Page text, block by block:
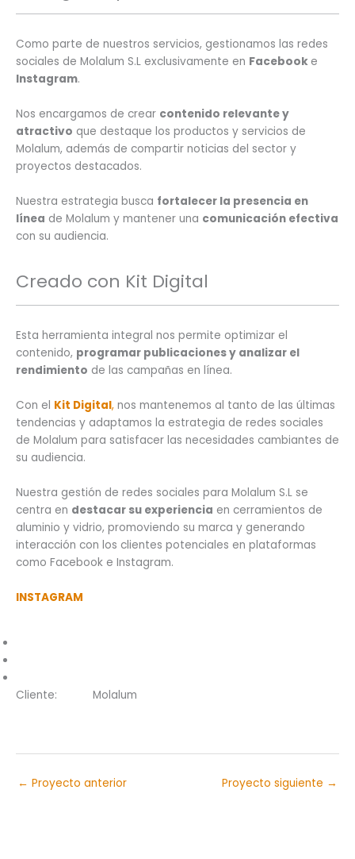
Como parte de nuestros servicios, gestionamos las redes
sociales de Molalum S.L exclusivamente en Facebook e
Instagram.
Nos encargamos de crear contenido relevante y
atractivo que destaque los productos y servicios de
Molalum, además de compartir noticias del sector y
proyectos destacados.
Nuestra estrategia busca fortalecer la presencia en
línea de Molalum y mantener una comunicación efectiva
con su audiencia.
Creado con Kit Digital
Esta herramienta integral nos permite optimizar el
contenido, programar publicaciones y analizar el
rendimiento de las campañas en línea.
Con el Kit Digital, nos mantenemos al tanto de las últimas
tendencias y adaptamos la estrategia de redes sociales
de Molalum para satisfacer las necesidades cambiantes de
su audiencia.
Nuestra gestión de redes sociales para Molalum S.L se
centra en destacar su experiencia en cerramientos de
aluminio y vidrio, promoviendo su marca y generando
interacción con los clientes potenciales en plataformas
como Facebook e Instagram.
INSTAGRAM
Cliente: Molalum
← Proyecto anterior Proyecto siguiente →